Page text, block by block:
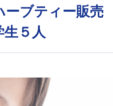
ーブティー販
生５人